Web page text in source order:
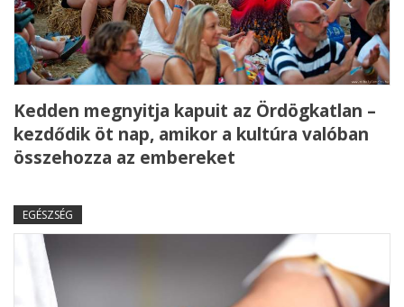
Kedden megnyitja kapuit az Ördögkatlan –
kezdődik öt nap, amikor a kultúra valóban
összehozza az embereket
EGÉSZSÉG